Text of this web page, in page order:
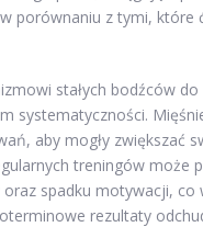
porównaniu z tymi, które
stałych bodźców
systematyczności.
aby mogły zwiększać
treningów może
spadku motywacji, co
rezultaty